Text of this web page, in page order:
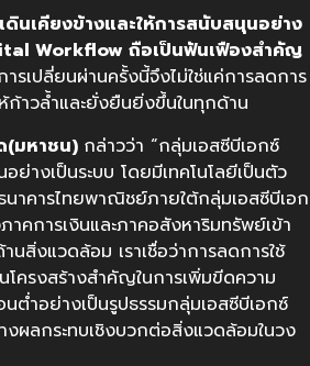
ดินเคียงข้างและให้การสนับสนุนอย่าง
Workflow ถือเป็นฟันเฟืองสำคัญ
ารเปลี่ยนผ่านครั้งนี้จึงไม่ใช่แค่การลดการ
ก้าวล้ำและยั่งยืนยิ่งขึ้นในทุกด้าน
(มหาชน) กล่าวว่า “กลุ่มเอสซีบีเอกซ์
งเป็นระบบ โดยมีเทคโนโลยีเป็นตัว
นาคารไทยพาณิชย์ภายใต้กลุ่มเอสซีบีเอก
าคการเงินและภาคอสังหาริมทรัพย์เข้า
สิ่งแวดล้อม เราเชื่อว่าการลดการใช้
ครงสร้างสำคัญในการเพิ่มขีดความ
ต่ำอย่างเป็นรูปธรรมกลุ่มเอสซีบีเอกซ์
งผลกระทบเชิงบวกต่อสิ่งแวดล้อมในวง